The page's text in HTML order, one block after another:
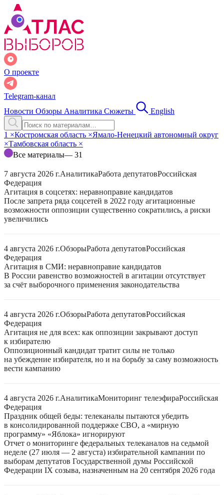
О проекте
Telegram-канал
Новости Обзоры Аналитика Сюжеты English
1 ×Костромская область ×Ямало-Ненецкий автономный округ
×Тамбовская область ×
Все материалы— 31
7 августа 2026 г.АналитикаРабота депутатовРоссийская
Федерация
Агитация в соцсетях: неравноправие кандидатов
После запрета ряда соцсетей в 2022 году агитационные
возможности оппозиции существенно сократились, а риски
увеличились
4 августа 2026 г.ОбзорыРабота депутатовРоссийская
Федерация
Агитация в СМИ: неравноправие кандидатов
В России равенство возможностей в агитации отсутствует
за счёт выборочного применения законодательства
4 августа 2026 г.ОбзорыРабота депутатовРоссийская
Федерация
Агитация не для всех: как оппозиции закрывают доступ
к избирателю
Оппозиционный кандидат тратит силы не только
на убеждение избирателя, но и на борьбу за саму возможность
вести кампанию
4 августа 2026 г.АналитикаМониторинг телеэфираРоссийская
Федерация
Праздник общей беды: телеканалы пытаются убедить
в консолидированной поддержке СВО, а «мирную
программу» «Яблока» игнорируют
Отчет о мониторинге федеральных телеканалов на седьмой
неделе (27 июля — 2 августа) избирательной кампании по
выборам депутатов Государственной думы Российской
Федерации IX созыва, назначенным на 20 сентября 2026 года